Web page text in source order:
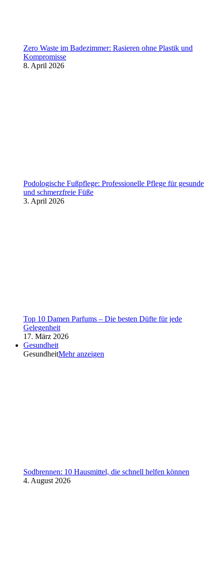
Zero Waste im Badezimmer: Rasieren ohne Plastik und
Kompromisse
8. April 2026
Podologische Fußpflege: Professionelle Pflege für gesunde
und schmerzfreie Füße
3. April 2026
Top 10 Damen Parfums – Die besten Düfte für jede
Gelegenheit
17. März 2026
Gesundheit
GesundheitMehr anzeigen
Sodbrennen: 10 Hausmittel, die schnell helfen können
4. August 2026